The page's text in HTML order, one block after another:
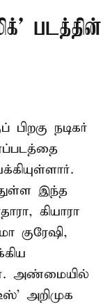
படத்தின்
நடிகர்
இந்த
கியாரா
குரேஷி,
அண்மையில்
அறிமுக